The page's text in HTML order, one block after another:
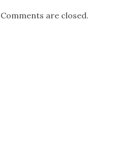
Comments are closed.